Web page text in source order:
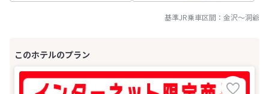
基準JR乗車区間： 金沢～洞爺